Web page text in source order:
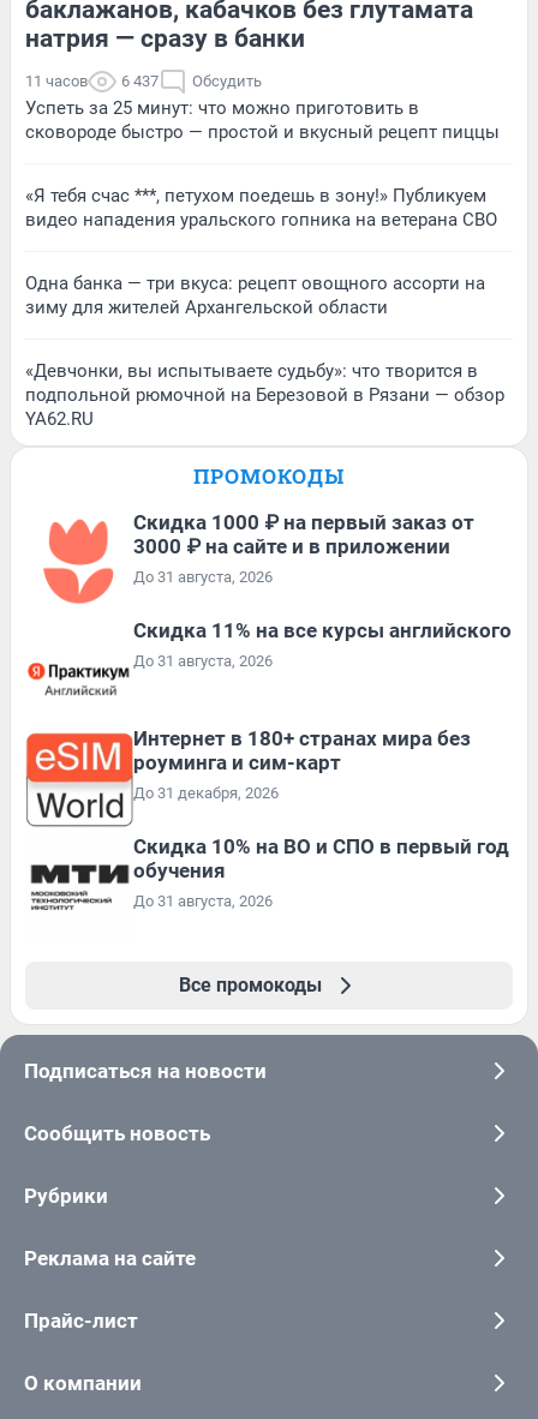
баклажанов, кабачков без глутамата
натрия — сразу в банки
11 часов 6 437 Обсудить
Успеть за 25 минут: что можно приготовить в
сковороде быстро — простой и вкусный рецепт пиццы
«Я тебя счас ***, петухом поедешь в зону!» Публикуем
видео нападения уральского гопника на ветерана СВО
Одна банка — три вкуса: рецепт овощного ассорти на
зиму для жителей Архангельской области
«Девчонки, вы испытываете судьбу»: что творится в
подпольной рюмочной на Березовой в Рязани — обзор
YA62.RU
ПРОМОКОДЫ
Скидка 1000 ₽ на первый заказ от
3000 ₽ на сайте и в приложении
До 31 августа, 2026
Скидка 11% на все курсы английского
До 31 августа, 2026
Интернет в 180+ странах мира без
роуминга и сим-карт
До 31 декабря, 2026
Скидка 10% на ВО и СПО в первый год
обучения
До 31 августа, 2026
Все промокоды
Подписаться на новости
Сообщить новость
Рубрики
Реклама на сайте
Прайс-лист
О компании